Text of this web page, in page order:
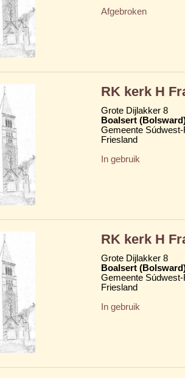
Afgebroken
RK kerk H
Grote Dijlakker 8
Boalsert
Gemeente
Friesland
In gebruik
RK kerk H
Grote Dijlakker 8
Boalsert
Gemeente
Friesland
In gebruik